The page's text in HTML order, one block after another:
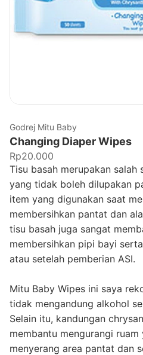
Godrej Mitu Baby
Changing Diaper Wipes
Rp20.000
Tisu basah merupakan
yang tidak boleh dilupakan
item yang digunakan saat
membersihkan pantat dan
tisu basah juga sangat
membersihkan pipi bayi
atau setelah pemberian ASI.
Mitu Baby Wipes ini saya
tidak mengandung alkohol
Selain itu, kandungan
membantu mengurangi ruam
menyerang area pantat dan